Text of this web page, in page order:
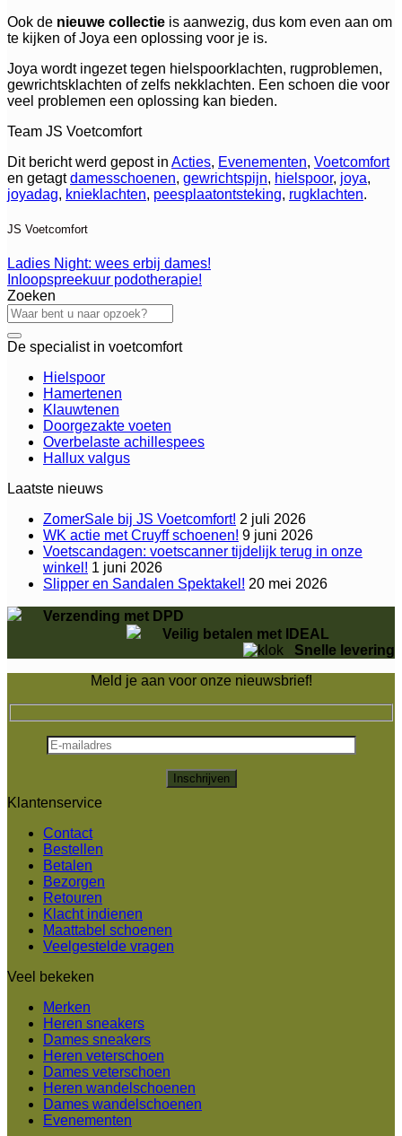
Ook de nieuwe collectie is aanwezig, dus kom even aan om
te kijken of Joya een oplossing voor je is.
Joya wordt ingezet tegen hielspoorklachten, rugproblemen,
gewrichtsklachten of zelfs nekklachten. Een schoen die voor
veel problemen een oplossing kan bieden.
Team JS Voetcomfort
Dit bericht werd gepost in Acties, Evenementen, Voetcomfort
en getagtdamesschoenen, gewrichtspijn, hielspoor, joya,
joyadag, knieklachten, peesplaatontsteking, rugklachten.
JS Voetcomfort
Ladies Night: wees erbij dames!
Inloopspreekuur podotherapie!
Zoeken
De specialist in voetcomfort
Hielspoor
Hamertenen
Klauwtenen
Doorgezakte voeten
Overbelaste achillespees
Hallux valgus
Laatste nieuws
ZomerSale bij JS Voetcomfort! 2 juli 2026
WK actie met Cruyff schoenen! 9 juni 2026
Voetscandagen: voetscanner tijdelijk terug in onze
winkel! 1 juni 2026
Slipper en Sandalen Spektakel! 20 mei 2026
Verzending met DPD
Veilig betalen met IDEAL
Snelle levering
Meld je aan voor onze nieuwsbrief!
Klantenservice
Contact
Bestellen
Betalen
Bezorgen
Retouren
Klacht indienen
Maattabel schoenen
Veelgestelde vragen
Veel bekeken
Merken
Heren sneakers
Dames sneakers
Heren veterschoen
Dames veterschoen
Heren wandelschoenen
Dames wandelschoenen
Evenementen